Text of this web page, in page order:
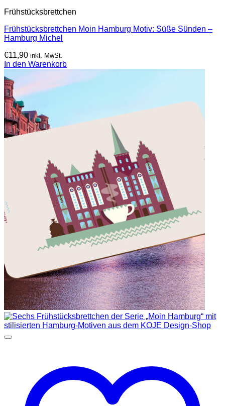
Frühstücksbrettchen
Frühstücksbrettchen Moin Hamburg Motiv: Süße Sünden –
Hamburg Michel
€11,90 inkl. MwSt.
In den Warenkorb